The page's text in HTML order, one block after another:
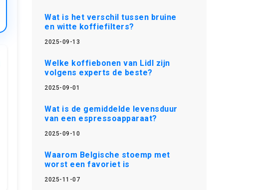
Wat is het verschil tussen bruine
en witte koffiefilters?
2025-09-13
Welke koffiebonen van Lidl zijn
volgens experts de beste?
2025-09-01
Wat is de gemiddelde levensduur
van een espressoapparaat?
2025-09-10
Waarom Belgische stoemp met
worst een favoriet is
2025-11-07